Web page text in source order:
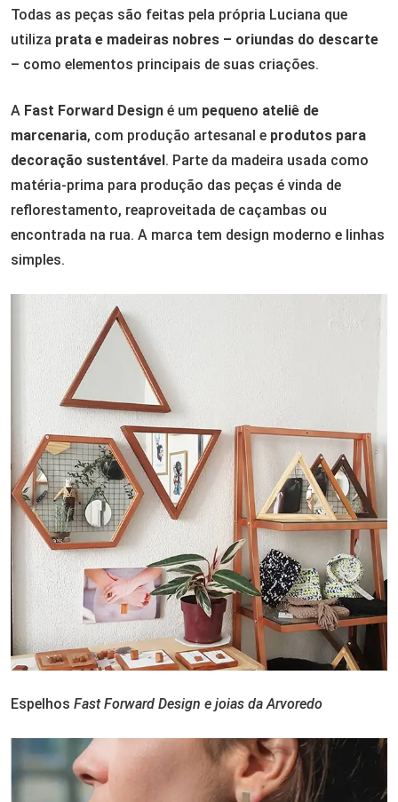
Todas as peças são feitas pela própria Luciana que
utiliza prata e madeiras nobres – oriundas do descarte
– como elementos principais de suas criações.
A Fast Forward Design é um pequeno ateliê de
marcenaria, com produção artesanal e produtos para
decoração sustentável . Parte da madeira usada como
matéria-prima para produção das peças é vinda de
reflorestamento, reaproveitada de caçambas ou
encontrada na rua. A marca tem design moderno e linhas
simples.
Espelhos Fast Forward Design e joias da Arvoredo